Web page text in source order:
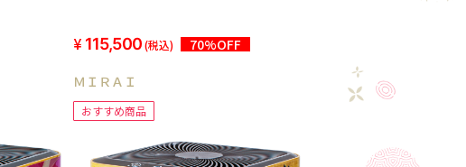
115,500(税込) 70%OFF
ＭＩＲＡＩ
おすすめ商品